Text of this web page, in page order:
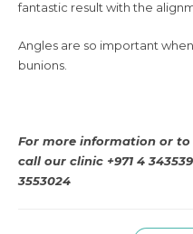
fantastic result with the
Angles are so important
bunions.
For more information or
call our clinic +971 4
3553024